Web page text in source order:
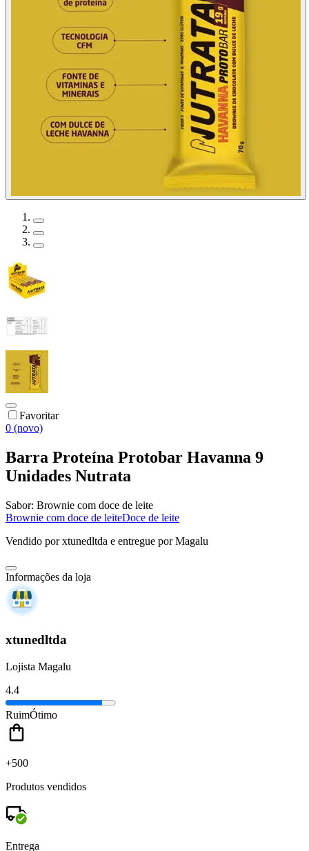
Favoritar
0 (novo)
Barra Proteína Protobar Havanna 9
Unidades Nutrata
Sabor: Brownie com doce de leite
Brownie com doce de leiteDoce de leite
Vendido porxtunedltda e entregue por Magalu
Informações da loja
xtunedltda
Lojista Magalu
4.4
RuimÓtimo
+500
Produtos vendidos
Entrega